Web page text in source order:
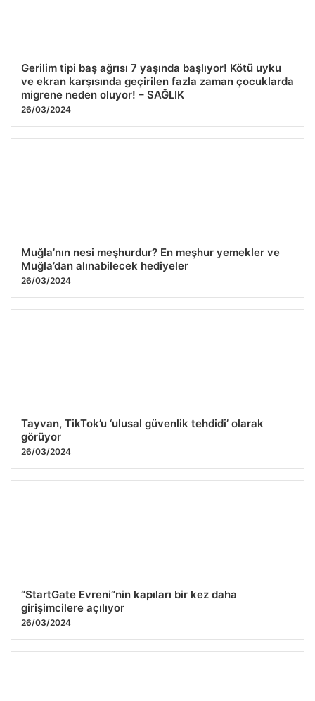
Gerilim tipi baş ağrısı 7 yaşında başlıyor! Kötü uyku
ve ekran karşısında geçirilen fazla zaman çocuklarda
migrene neden oluyor! – SAĞLIK
26/03/2024
Muğla’nın nesi meşhurdur? En meşhur yemekler ve
Muğla’dan alınabilecek hediyeler
26/03/2024
Tayvan, TikTok’u ‘ulusal güvenlik tehdidi’ olarak
görüyor
26/03/2024
“StartGate Evreni”nin kapıları bir kez daha
girişimcilere açılıyor
26/03/2024